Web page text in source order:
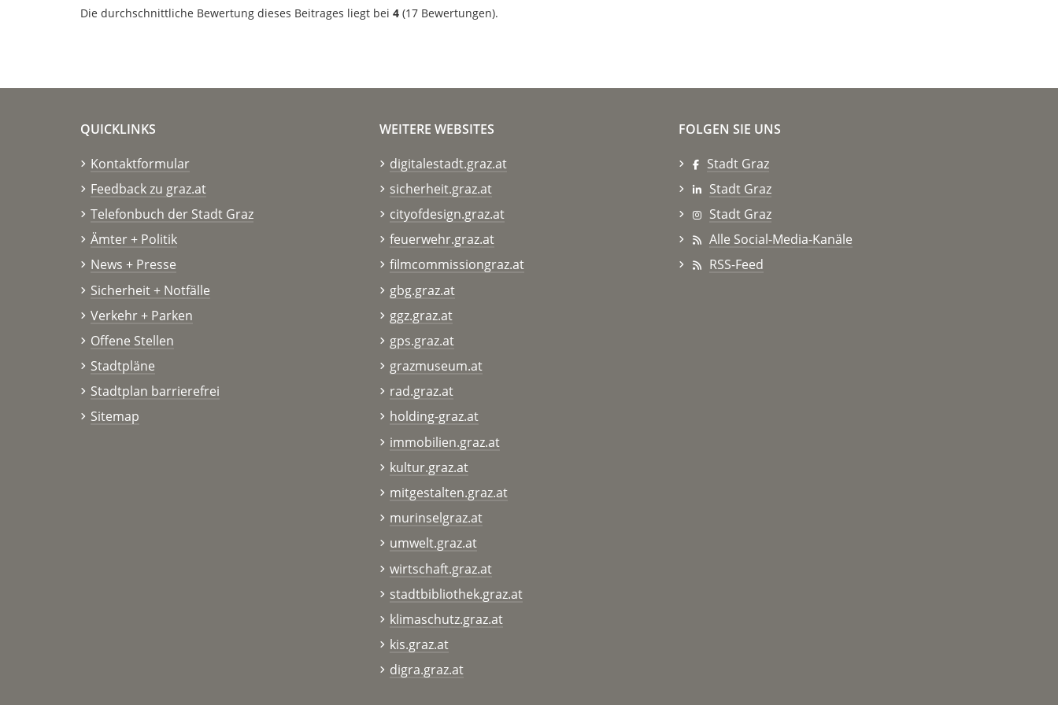
Die durchschnittliche Bewertung dieses Beitrages liegt bei 4 (17 Bewertungen).
QUICKLINKS
Kontaktformular
Feedback zu graz.at
Telefonbuch der Stadt Graz
Ämter + Politik
News + Presse
Sicherheit + Notfälle
Verkehr + Parken
Offene Stellen
Stadtpläne
Stadtplan barrierefrei
Sitemap
WEITERE WEBSITES
digitalestadt.graz.at
sicherheit.graz.at
cityofdesign.graz.at
feuerwehr.graz.at
filmcommissiongraz.at
gbg.graz.at
ggz.graz.at
gps.graz.at
grazmuseum.at
rad.graz.at
holding-graz.at
immobilien.graz.at
kultur.graz.at
mitgestalten.graz.at
murinselgraz.at
umwelt.graz.at
wirtschaft.graz.at
stadtbibliothek.graz.at
klimaschutz.graz.at
kis.graz.at
digra.graz.at
FOLGEN SIE UNS
Stadt Graz
Stadt Graz
Stadt Graz
Alle Social-Media-Kanäle
RSS-Feed